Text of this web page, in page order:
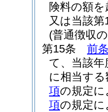
険料の額
又は当該
(普通徴収
第15条
前
て、当該
に相当す
項の規定
項の規定